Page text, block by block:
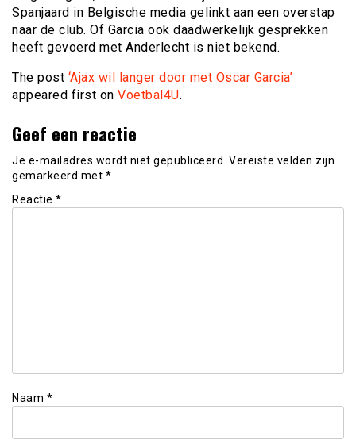
Spanjaard in Belgische media gelinkt aan een overstap
naar de club. Of Garcia ook daadwerkelijk gesprekken
heeft gevoerd met Anderlecht is niet bekend.
The post ‘Ajax wil langer door met Oscar Garcia’
appeared first on Voetbal4U.
Geef een reactie
Je e-mailadres wordt niet gepubliceerd. Vereiste velden zijn
gemarkeerd met *
Reactie *
Naam *